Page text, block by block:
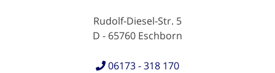
Rudolf-Diesel-Str. 5
D - 65760 Eschborn
06173 - 318 170